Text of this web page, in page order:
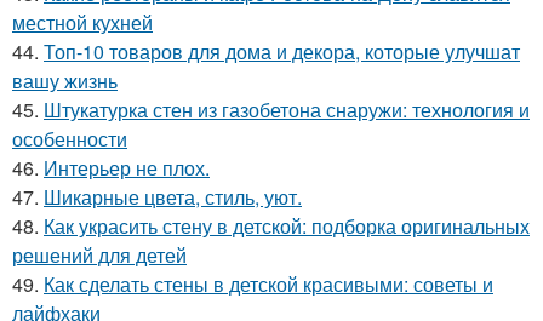
местной кухней
44. Топ-10 товаров для дома и декора, которые улучшат
вашу жизнь
45. Штукатурка стен из газобетона снаружи: технология и
особенности
46. Интерьер не плох.
47. Шикарные цвета, стиль, уют.
48. Как украсить стену в детской: подборка оригинальных
решений для детей
49. Как сделать стены в детской красивыми: советы и
лайфхаки